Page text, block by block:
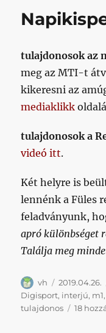
tulajdonosok az
meg az MTI-t
kikeresni az
mediaklikk
tulajdonosok a
videó itt.
Két helyre is
lennénk a Füles
feladványunk,
apró különbséget
Találja meg
Szerző
vh Közzétéve
2019.04.26.
Digisport, interjú, m1,
tulajdonos
18